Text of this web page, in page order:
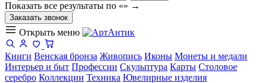
Показать все результаты по «» →
Заказать звонок
Открыть меню
Книги Венская бронза Живопись Иконы Монеты и медали
Интерьер и быт Профессии Скульптура Карты Столовое
серебро Коллекции Техника Ювелирные изделия